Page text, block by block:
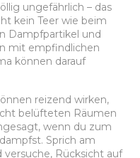
ungefährlich – das
kein Teer wie beim
Dampfpartikel und
mit empfindlichen
können darauf
reizend wirken,
belüfteten Räumen
wenn du zum
Sprich am
Rücksicht auf